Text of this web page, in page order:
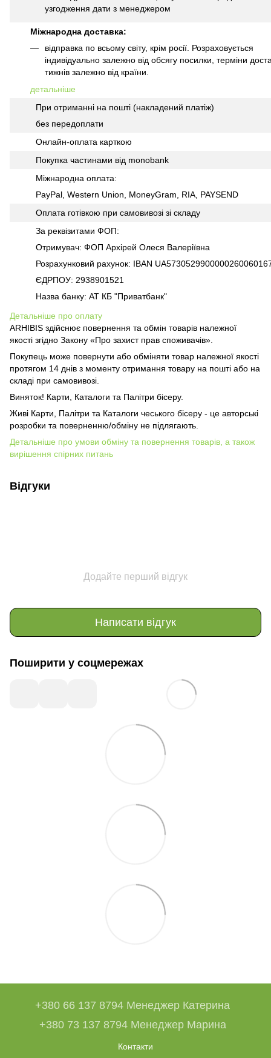
узгодження дати з менеджером
Міжнародна доставка:
відправка по всьому світу, крім росії. Розраховується
індивідуально залежно від обсягу посилки, терміни
тижнів залежно від країни.
детальніше
При отриманні на пошті (накладений платіж)
без передоплати
Онлайн-оплата карткою
Покупка частинами від monobank
Міжнародна оплата:
PayPal, Western Union, MoneyGram, RIA, PAYSEND
Оплата готівкою при самовивозі зі складу
За реквізитами ФОП:
Отримувач: ФОП Архірей Олеся Валеріївна
Розрахунковий рахунок: IBAN
ЄДРПОУ: 2938901521
Назва банку: АТ КБ "Приватбанк"
Детальніше про оплату
ARHIBIS здійснює повернення та обмін товарів належної
якості згідно Закону «Про захист прав споживачів».
Покупець може повернути або обміняти товар належної якості
протягом 14 днів з моменту отримання товару на пошті або на
складі при самовивозі.
Виняток! Карти, Каталоги та Палітри бісеру.
Живі Карти, Палітри та Каталоги чеського бісеру - це авторські
розробки та поверненню/обміну не підлягають.
Детальніше про умови обміну та повернення товарів, а також
вирішення спірних питань
Відгуки
Додайте перший відгук
Написати відгук
Поширити у соцмережах
+380 66 137 8794 Менеджер Катерина
+380 73 137 8794 Менеджер Марина
Контакти